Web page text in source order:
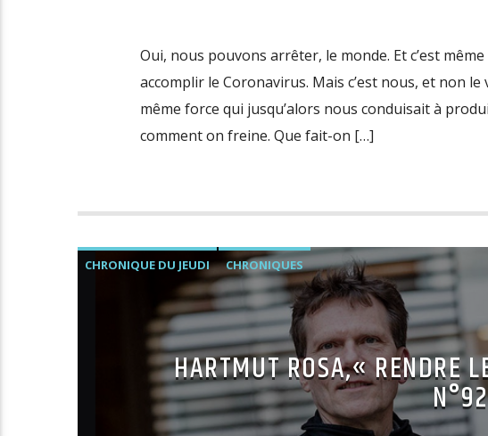
Oui, nous pouvons arrêter, le monde. Et c’est
accomplir le Coronavirus. Mais c’est nous, et non
même force qui jusqu’alors nous conduisait à
comment on freine. Que fait-on […]
CHRONIQUE DU JEUDI CHRONIQUES
HARTMUT ROSA,« RENDRE